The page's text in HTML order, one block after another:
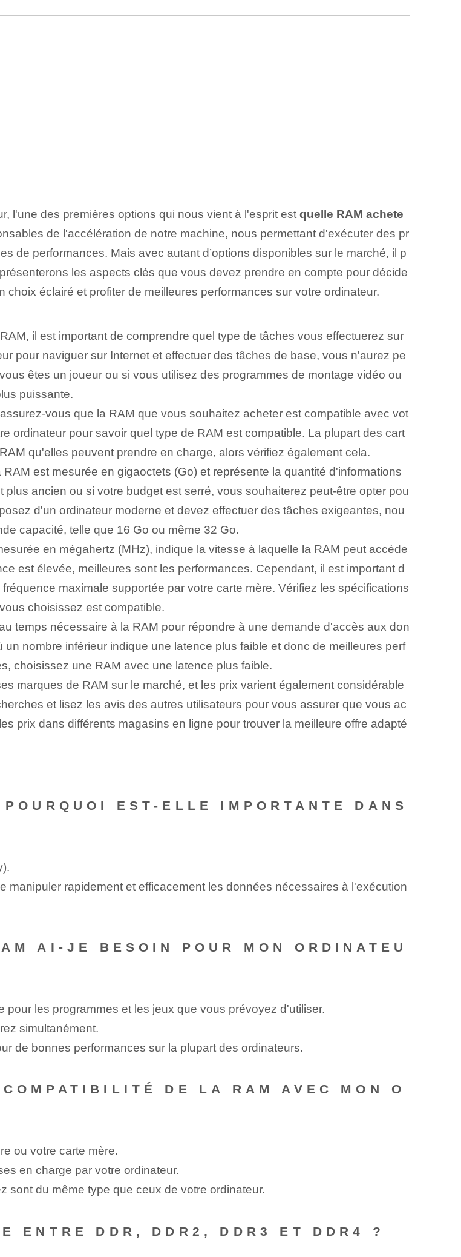
l'une des premières options qui nous vient à l'esprit est quelle RAM achete
de l'accélération de notre machine, nous permettant d'exécuter des pr
de performances. Mais avec autant d’options disponibles sur le marché, il p
les ‌aspects clés que vous devez prendre en compte pour décide
choix éclairé et profiter de meilleures performances sur votre ordinateur.
il est important de comprendre quel type de tâches vous effectuerez sur
pour naviguer sur Internet ⁤et effectuer des tâches de base⁢, vous n'aurez pe
êtes un joueur ou si vous utilisez des programmes de montage vidéo ou
puissante.
vous que la RAM que vous souhaitez acheter est ⁣compatible avec vot
ordinateur pour savoir quel type de RAM est compatible. La plupart des cart
qu'elles peuvent prendre en charge, alors vérifiez également cela.
⁢RAM‍ est mesurée en gigaoctets ‌(Go) et représente la quantité d'informations
ancien ou si votre budget est serré, vous souhaiterez peut-être opter pou
d'un ordinateur moderne et devez effectuer des ‌tâches exigeantes⁢, nou
capacité, telle que‌ 16 Go ⁤ou même 32 Go.
en mégahertz (MHz), indique la vitesse à laquelle la RAM peut accéde
est élevée, meilleures sont les performances. Cependant, il est important d
maximale supportée par votre carte mère. Vérifiez les spécifications
choisissez est compatible.
temps nécessaire à la RAM pour répondre à une demande d'accès aux don
nombre inférieur indique une latence plus faible et donc de meilleures perf
choisissez une RAM avec une latence plus faible.
marques de RAM sur le marché, et les prix varient également considérable
et lisez les avis des autres utilisateurs pour vous assurer que vous ac
prix dans différents magasins en ligne pour trouver la meilleure offre adapté
EST-ELLE IMPORTANTE DANS
manipuler rapidement et efficacement les données nécessaires à l'exécution
AI-JE BESOIN POUR MON ORDINATEU
les programmes et les jeux que vous prévoyez d'utiliser.
simultanément.
de bonnes performances sur la plupart des ordinateurs.
DE LA RAM AVEC MON O
ou votre carte mère.
en charge par votre ordinateur.
sont du même type que ceux de votre ordinateur.
ENTRE DDR, DDR2, DDR3 ET DDR4 ?